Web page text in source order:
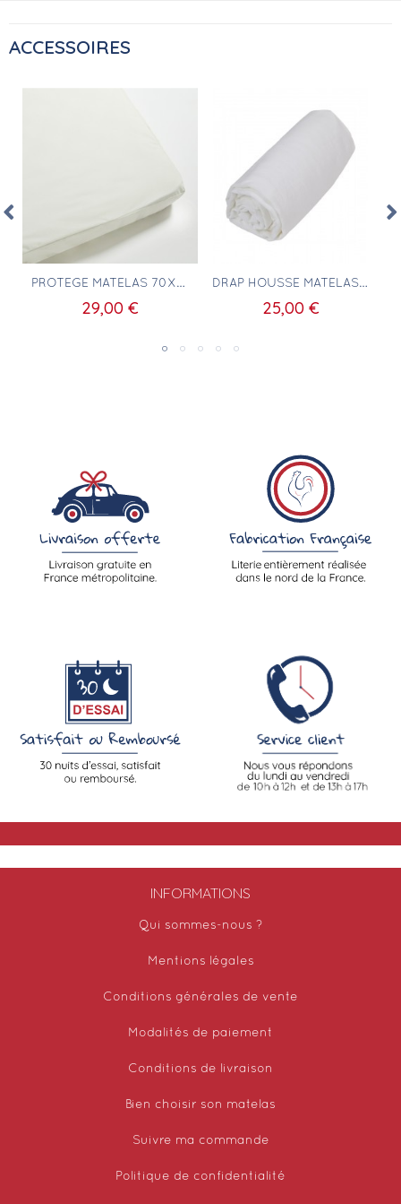
ACCESSOIRES
Aperçu rapide PROTÈGE MATELAS 70X140
29,00 €
Aperçu rapide DRAP HOUSSE MATELAS 70X140 100% COTON BLANC
25,00 €
INFORMATIONS
Qui sommes-nous ?
Mentions légales
Conditions générales de vente
Modalités de paiement
Conditions de livraison
Bien choisir son matelas
Suivre ma commande
Politique de confidentialité